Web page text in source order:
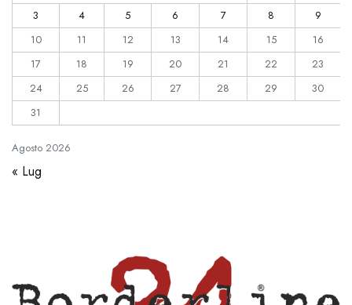
Agosto 2026
3
4 5 6 7 8
9
10
11 12 13 14 15
16
17
18 19 20 21 22
23
24
25 26 27 28 29
30
31
« Lug